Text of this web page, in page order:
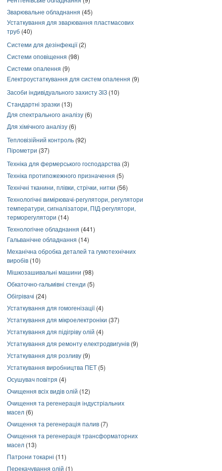
Зварювальне обладнання (45)
Устаткування для зварювання пластмасових
труб (40)
Системи для дезінфекції(2)
Системи оповіщення (98)
Системи опалення (9)
Електроустаткування для систем опалення (9)
Засоби індивідуального захисту ЗІЗ (10)
Стандартні зразки (13)
Для спектрального аналізу (6)
Для хімічного аналізу (6)
Тепловізійний контроль (92)
Пірометри (37)
Техніка для фермерського господарства (3)
Техніка протипожежного призначення (5)
Технічні тканини, плівки, стрічки, нитки (56)
Технологічні вимірювачі-регулятори, регулятори
температури, сигналізатори, ПІД-регулятори,
терморегулятори (14)
Технологічне обладнання (441)
Гальванічне обладнання (14)
Механічна обробка деталей та гумотехнічних
виробів (10)
Мішкозашивальні машини (98)
Обкаточно-гальмівні стенди (5)
Обігрівачі (24)
Устаткування для гомогенізації(4)
Устаткування для мікроелектроніки (37)
Устаткування для підігріву олій (4)
Устаткування для ремонту електродвигунів (9)
Устаткування для розливу (9)
Устаткування виробництва ПЕТ (5)
Осушувач повітря (4)
Очищення всіх видів олій (12)
Очищення та регенерація індустріальних
масел (6)
Очищення та регенерація палив (7)
Очищення та регенерація трансформаторних
масел (13)
Патрони токарні (11)
Перекачування олій (1)